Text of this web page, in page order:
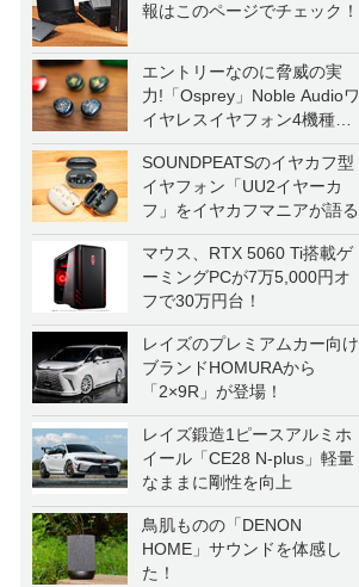
報はこのページでチェック！
エントリーなのに脅威の実
力!「Osprey」Noble Audioワ
イヤレスイヤフォン4機種を
一気に聴く
SOUNDPEATSのイヤカフ型
イヤフォン「UU2イヤーカ
フ」をイヤカフマニアが語る
マウス、RTX 5060 Ti搭載ゲ
ーミングPCが7万5,000円オ
フで30万円台！
レイズのプレミアムカー向け
ブランドHOMURAから
「2×9R」が登場！
レイズ鍛造1ピースアルミホ
イール「CE28 N-plus」軽量
なままに剛性を向上
鳥肌ものの「DENON
HOME」サウンドを体感し
た！